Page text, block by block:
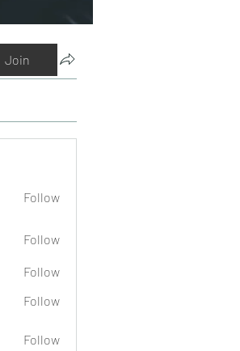
Join
Follow
Follow
Follow
Follow
Follow